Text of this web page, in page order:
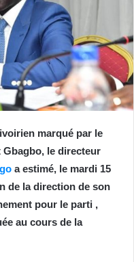
marqué par le
Gbagbo, le directeur
a estimé, le mardi 15
de la direction de son
pour le parti ,
au cours de la